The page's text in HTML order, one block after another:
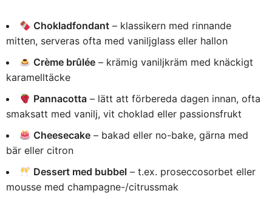
Chokladfondant – klassikern med rinnande
mitten, serveras ofta med vaniljglass eller hallon
Crème brûlée – krämig vaniljkräm med knäckigt
karamelltäcke
Pannacotta – lätt att förbereda dagen innan, ofta
smaksatt med vanilj, vit choklad eller passionsfrukt
Cheesecake – bakad eller no-bake, gärna med
bär eller citron
Dessert med bubbel – t.ex. proseccosorbet eller
mousse med champagne-/citrussmak